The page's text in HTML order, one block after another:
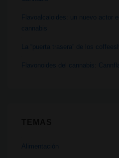
posgrados
en
cultivo
Flavoalcaloides: un nuevo actor
cannabis
La “puerta trasera” de los
Flavonoides del cannabis:
Alimentación